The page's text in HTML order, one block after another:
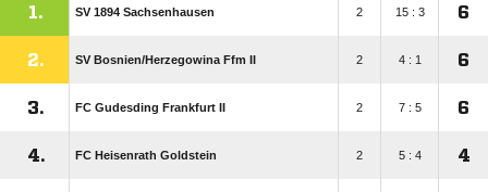
1. SV 1894 Sachsenhausen 2 15 : 3 6
2. SV Bosnien/​Herzegowina Ffm II 2 4 : 1 6
3. FC Gudesding Frankfurt II 2 7 : 5 6
4. FC Heisenrath Goldstein 2 5 : 4 4